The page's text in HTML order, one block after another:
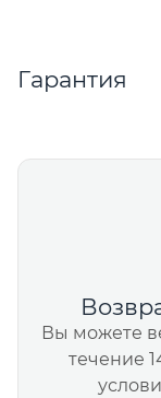
Гарантия
Вы можете
течение